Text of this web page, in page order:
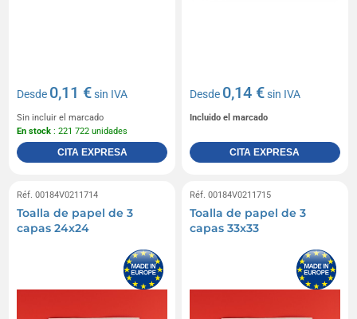
Desde 0,11 €sin IVA
Sin incluir el marcado
En stock : 221 722 unidades
CITA EXPRESA
Desde 0,14 €sin IVA
Incluido el marcado
CITA EXPRESA
Réf. 00184V0211714
Toalla de papel de 3
capas 24x24
Réf. 00184V0211715
Toalla de papel de 3
capas 33x33